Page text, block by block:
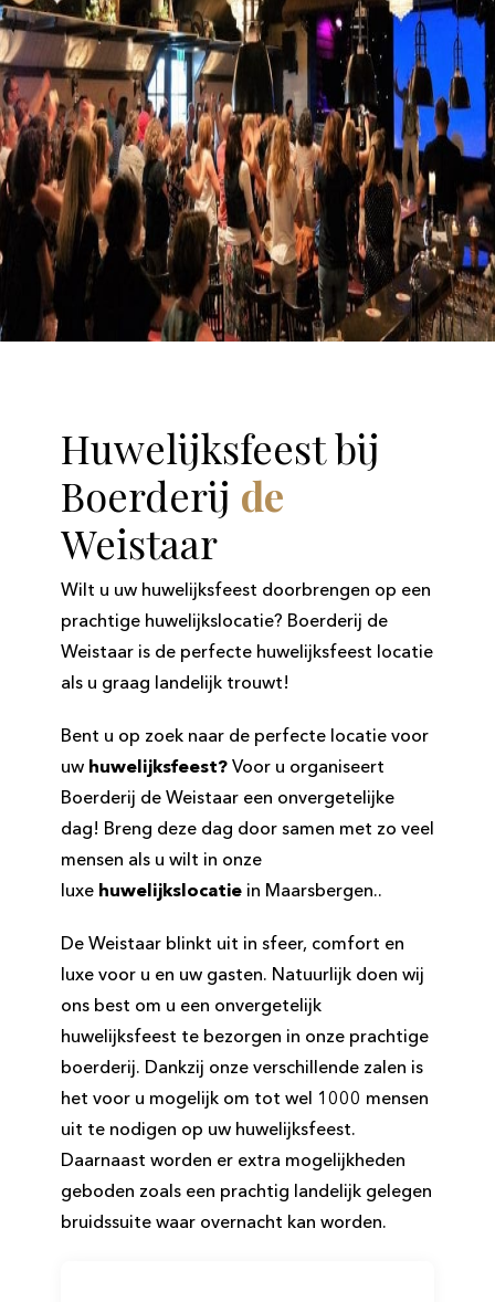
Huwelijksfeest bij
Boerderij de
Weistaar
Wilt u uw huwelijksfeest doorbrengen op een
prachtige huwelijkslocatie? Boerderij de
Weistaar is de perfecte huwelijksfeest locatie
als u graag landelijk trouwt!
Bent u op zoek naar de perfecte locatie voor
uw huwelijksfeest? Voor u organiseert
Boerderij de Weistaar een onvergetelijke
dag! Breng deze dag door samen met zo veel
mensen als u wilt in onze
luxe huwelijkslocatie in Maarsbergen..
De Weistaar blinkt uit in sfeer, comfort en
luxe voor u en uw gasten. Natuurlijk doen wij
ons best om u een onvergetelijk
huwelijksfeest te bezorgen in onze prachtige
boerderij. Dankzij onze verschillende zalen is
het voor u mogelijk om tot wel 1000 mensen
uit te nodigen op uw huwelijksfeest.
Daarnaast worden er extra mogelijkheden
geboden zoals een prachtig landelijk gelegen
bruidssuite waar overnacht kan worden.